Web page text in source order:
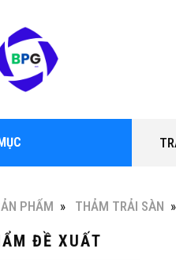
PHẨM THẢM TRẢI SÀN
ĐỀ XUẤT